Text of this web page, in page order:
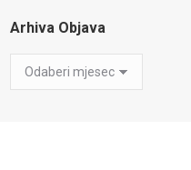
Arhiva Objava
Arhiva
Objava